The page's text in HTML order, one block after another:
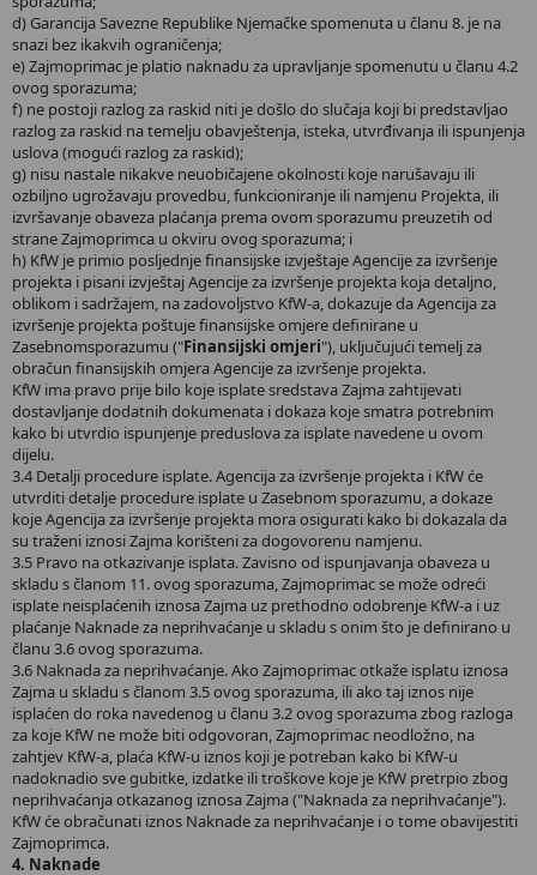
d) Garancija Savezne Republike Njemačke spomenuta u članu 8. je na
snazi bez ikakvih ograničenja;
e) Zajmoprimac je platio naknadu za upravljanje spomenutu u članu 4.2
ovog sporazuma;
f) ne postoji razlog za raskid niti je došlo do slučaja koji bi predstavljao
razlog za raskid na temelju obavještenja, isteka, utvrđivanja ili ispunjenja
uslova (mogući razlog za raskid);
g) nisu nastale nikakve neuobičajene okolnosti koje narušavaju ili
ozbiljno ugrožavaju provedbu, funkcioniranje ili namjenu Projekta, ili
izvršavanje obaveza plaćanja prema ovom sporazumu preuzetih od
strane Zajmoprimca u okviru ovog sporazuma; i
h) KfW je primio posljednje finansijske izvještaje Agencije za izvršenje
projekta i pisani izvještaj Agencije za izvršenje projekta koja detaljno,
oblikom i sadržajem, na zadovoljstvo KfW-a, dokazuje da Agencija za
izvršenje projekta poštuje finansijske omjere definirane u
Zasebnomsporazumu ("Finansijski omjeri"), uključujući temelj za
obračun finansijskih omjera Agencije za izvršenje projekta.
KfW ima pravo prije bilo koje isplate sredstava Zajma zahtijevati
dostavljanje dodatnih dokumenata i dokaza koje smatra potrebnim
kako bi utvrdio ispunjenje preduslova za isplate navedene u ovom
dijelu.
3.4 Detalji procedure isplate. Agencija za izvršenje projekta i KfW će
utvrditi detalje procedure isplate u Zasebnom sporazumu, a dokaze
koje Agencija za izvršenje projekta mora osigurati kako bi dokazala da
su traženi iznosi Zajma korišteni za dogovorenu namjenu.
3.5 Pravo na otkazivanje isplata. Zavisno od ispunjavanja obaveza u
skladu s članom 11. ovog sporazuma, Zajmoprimac se može odreći
isplate neisplaćenih iznosa Zajma uz prethodno odobrenje KfW-a i uz
plaćanje Naknade za neprihvaćanje u skladu s onim što je definirano u
članu 3.6 ovog sporazuma.
3.6 Naknada za neprihvaćanje. Ako Zajmoprimac otkaže isplatu iznosa
Zajma u skladu s članom 3.5 ovog sporazuma, ili ako taj iznos nije
isplaćen do roka navedenog u članu 3.2 ovog sporazuma zbog razloga
za koje KfW ne može biti odgovoran, Zajmoprimac neodložno, na
zahtjev KfW-a, plaća KfW-u iznos koji je potreban kako bi KfW-u
nadoknadio sve gubitke, izdatke ili troškove koje je KfW pretrpio zbog
neprihvaćanja otkazanog iznosa Zajma ("Naknada za neprihvaćanje").
KfW će obračunati iznos Naknade za neprihvaćanje i o tome obavijestiti
Zajmoprimca.
4. Naknade